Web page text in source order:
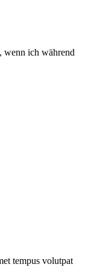
wenn ich während
tempus volutpat